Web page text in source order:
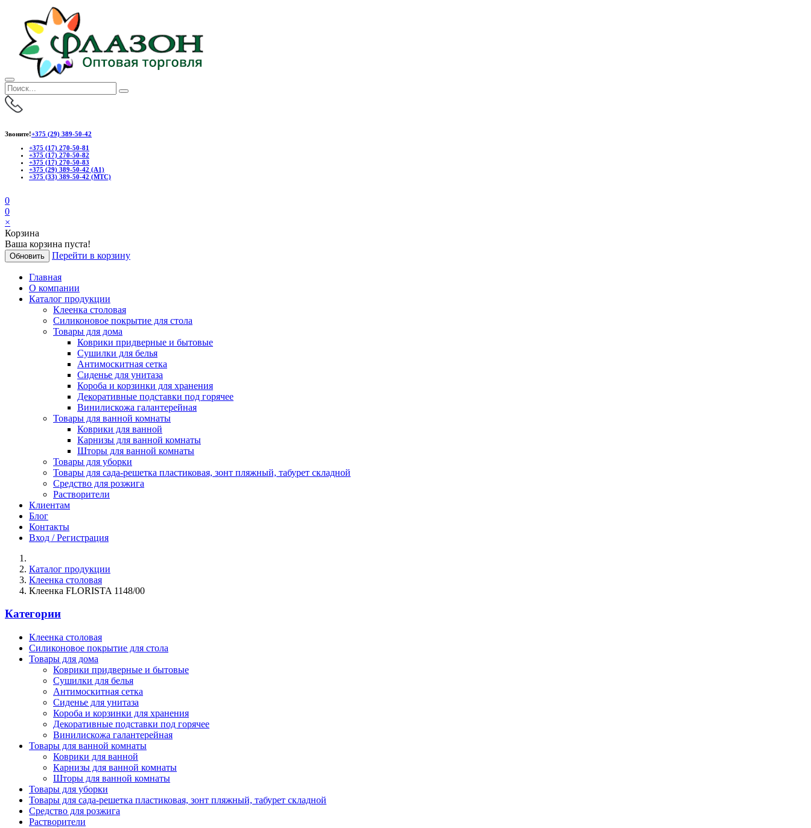
Звоните!+375 (29) 389-50-42
+375 (17) 270-50-81
+375 (17) 270-50-82
+375 (17) 270-50-83
+375 (29) 389-50-42 (А1)
+375 (33) 389-50-42 (МТС)
0
0
×
Корзина
Ваша корзина пуста!
Обновить Перейти в корзину
Главная
О компании
Каталог продукции
Клеенка столовая
Силиконовое покрытие для стола
Товары для дома
Коврики придверные и бытовые
Сушилки для белья
Антимоскитная сетка
Сиденье для унитаза
Короба и корзинки для хранения
Декоративные подставки под горячее
Винилискожа галантерейная
Товары для ванной комнаты
Коврики для ванной
Карнизы для ванной комнаты
Шторы для ванной комнаты
Товары для уборки
Товары для сада-решетка пластиковая, зонт пляжный, табурет складной
Средство для розжига
Растворители
Клиентам
Блог
Контакты
Вход / Регистрация
Каталог продукции
Клеенка столовая
Клеенка FLORISTA 1148/00
Категории
Клеенка столовая
Силиконовое покрытие для стола
Товары для дома
Коврики придверные и бытовые
Сушилки для белья
Антимоскитная сетка
Сиденье для унитаза
Короба и корзинки для хранения
Декоративные подставки под горячее
Винилискожа галантерейная
Товары для ванной комнаты
Коврики для ванной
Карнизы для ванной комнаты
Шторы для ванной комнаты
Товары для уборки
Товары для сада-решетка пластиковая, зонт пляжный, табурет складной
Средство для розжига
Растворители